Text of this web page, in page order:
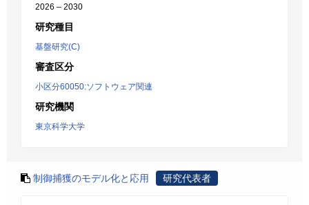
2026 – 2030
研究種目
基盤研究(C)
審査区分
小区分60050:ソフトウェア関連
研究機関
東京科学大学
制御捕獲のモデル化と応用 研究代表者